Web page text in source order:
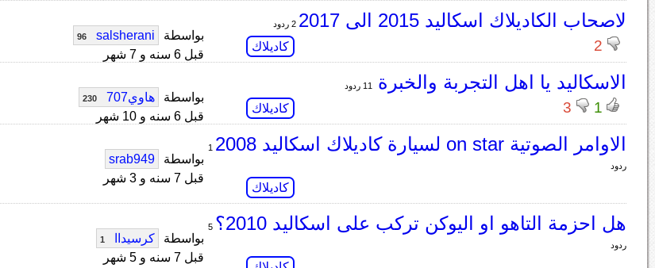
لاصحاب الكاديلاك اسكاليد 2015 الى 2017 2 ردود
2 كاديلاك
بواسطة salsherani
96
قبل 6 سنه و 7 شهر
الاسكاليد يا اهل التجربة والخبرة 11 ردود
1
3 كاديلاك
بواسطة هاوي707 230
قبل 6 سنه و 10 شهر
الاوامر الصوتية on star لسيارة كاديلاك اسكاليد 2008
1
ردود
كاديلاك
بواسطة
srab949
قبل 7 سنه و 3 شهر
هل احزمة التاهو او اليوكن تركب على اسكاليد 2010؟
5
ردود
بواسطة كرسيداا 1
قبل 7 سنه و 5 شهر